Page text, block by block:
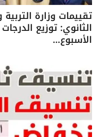
الثانوي: توزيع
الأسبوع...